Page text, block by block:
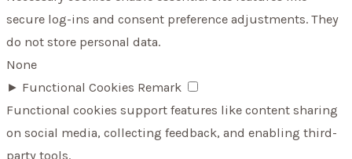
secure log-ins and consent preference adjustments. They
do not store personal data.
None
► Functional Cookies Remark
Functional cookies support features like content sharing
on social media, collecting feedback, and enabling third-
party tools.